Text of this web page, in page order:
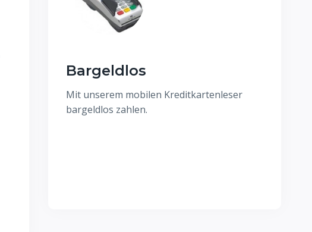
Bargeldlos
Mit unserem mobilen Kreditkartenleser
bargeldlos zahlen.